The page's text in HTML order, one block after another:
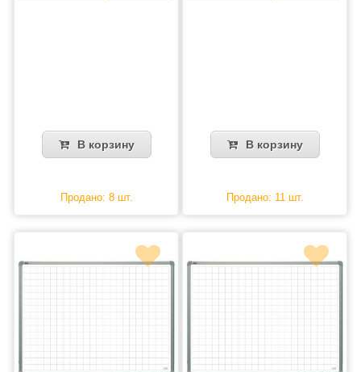
В корзину
Продано: 8 шт.
В корзину
Продано: 11 шт.